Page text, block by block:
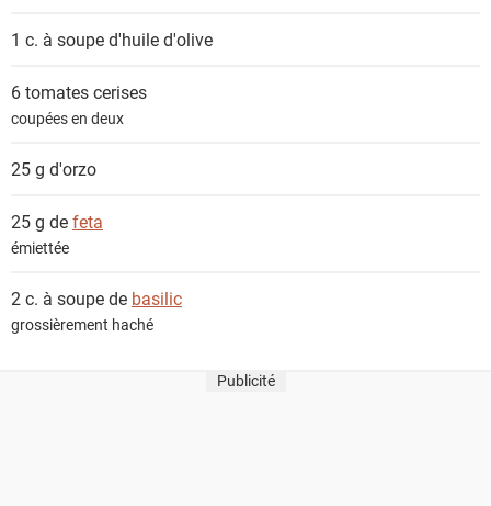
1 c. à souped'huile d'olive
6tomates cerises
coupées en deux
25 g d'orzo
25 g defeta
émiettée
2 c. à soupe de basilic
grossièrement haché
Publicité